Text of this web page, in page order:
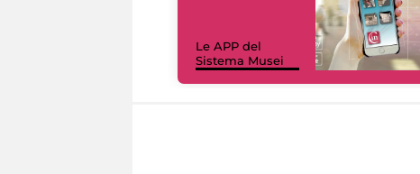
Le APP del
Sistema Musei